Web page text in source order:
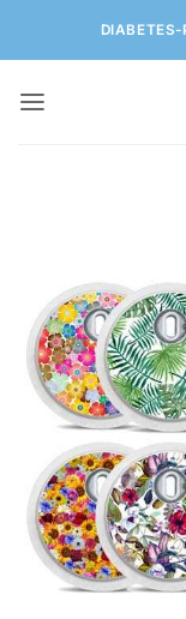
DIABETES-